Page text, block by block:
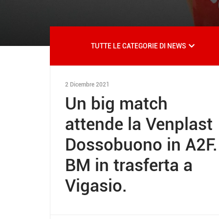
TUTTE LE CATEGORIE DI NEWS
2 Dicembre 2021
Un big match
attende la Venplast
Dossobuono in A2F.
BM in trasferta a
Vigasio.